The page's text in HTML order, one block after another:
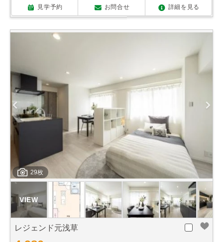
見学予約 お問合せ 詳細を見る
29枚
レジェンド元浅草